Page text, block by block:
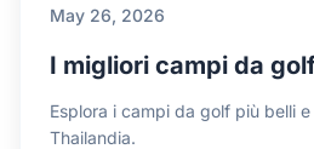
May 26, 2026
I migliori campi da
Esplora i campi da golf più belli
Thailandia.